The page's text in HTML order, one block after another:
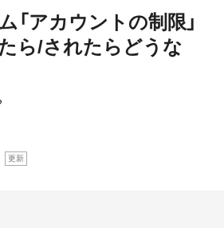
「アカウントの制限」
ら/されたらどうな